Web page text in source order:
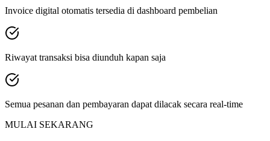
Invoice digital otomatis tersedia di dashboard pembelian
Riwayat transaksi bisa diunduh kapan saja
Semua pesanan dan pembayaran dapat dilacak secara real-time
MULAI SEKARANG